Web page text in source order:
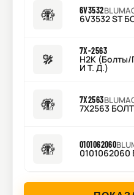
6V3532
6V3532 ST
7X-2563
H2K
И Т. Д.)
7X2563
7X2563 БОЛТ
0101062060
0101062060